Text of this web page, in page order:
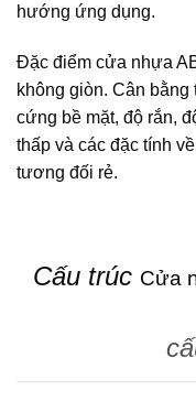
hướng ứng dụng.
Đặc điểm cửa nhựa
không giòn. Cân
cứng bề mặt, độ rắn,
thấp và các đặc tính
tương đối rẻ.
Cấu trúc Cửa